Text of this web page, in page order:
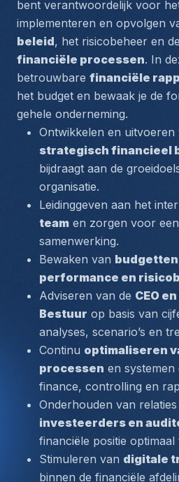
bent verantwoordelijk voor
implementeren en opvolgen
beleid, het risicobeheer en de
financiële processen. In
betrouwbare financiële
het budget en bewaak je de
gehele onderneming.
strategisch financieel
bijdraagt aan de
organisatie.
Leidinggeven aan het
team en zorgen voor
samenwerking.
Bewaken van
performance en
Adviseren van de CEO
Bestuur op basis van
analyses, scenario’s en
Continu optimaliseren
processen en systemen
finance, controlling en
Onderhouden van
investeerders en
financiële positie
Stimuleren van digitale
binnen de financiële